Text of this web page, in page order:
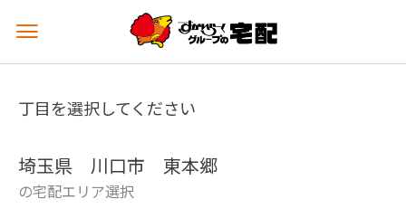
メ
ュ
を
丁目を選択してください
埼玉県 川口市 東本郷
の宅配エリア選択